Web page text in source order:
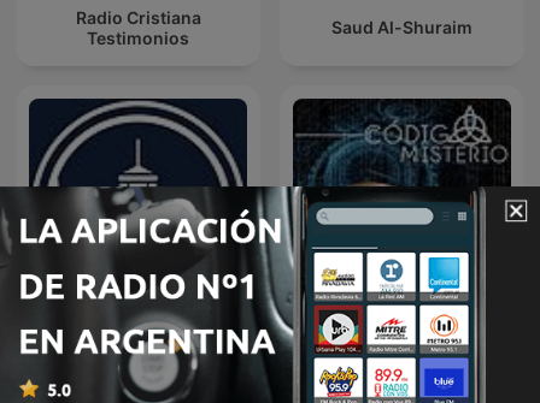
Radio Cristiana
Testimonios
Saud Al-Shuraim
Predicaciones Cristianas Código Misterio